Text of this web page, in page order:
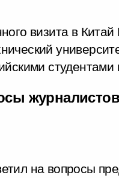
визита в
на вопросы